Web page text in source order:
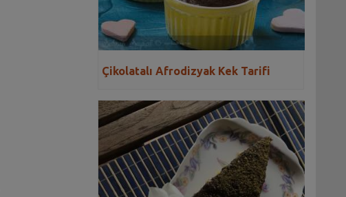
Çikolatalı Afrodizyak Kek Tarifi